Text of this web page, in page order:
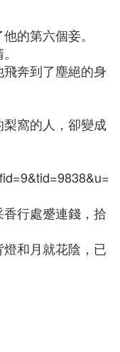
的第六個妾。
奔到了塵絕的身
窩的人，卻變成
行處蹙連錢，拾
和月就花陰，已